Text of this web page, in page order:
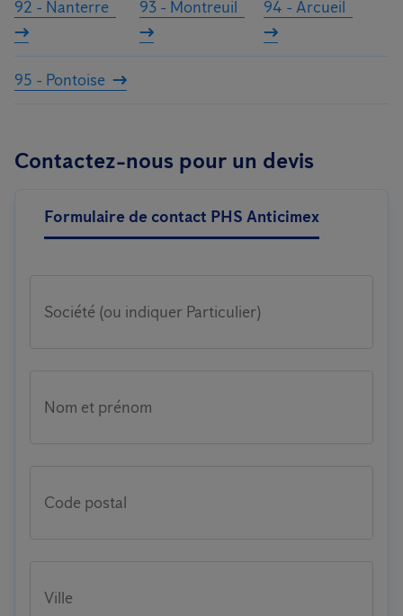
92 - Nanterre 93 - Montreuil 94 - Arcueil
95 - Pontoise
Contactez-nous pour un devis
Formulaire de contact PHS Anticimex
Société (ou indiquer Particulier)
Nom et prénom
Code postal
Ville